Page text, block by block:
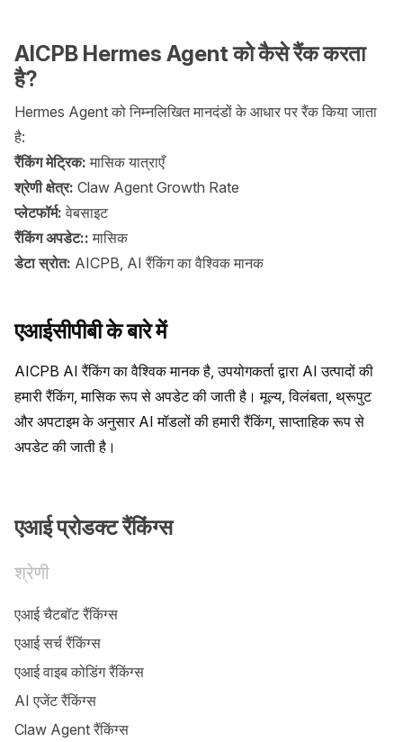
AICPB Hermes Agent को कैसे रैंक करता
है?
Hermes Agent को निम्नलिखित मानदंडों के आधार पर रैंक किया जाता
है:
रैंकिंग मेट्रिक:मासिक यात्राएँ
श्रेणी क्षेत्र: Claw Agent Growth Rate
प्लेटफॉर्म:वेबसाइट
रैंकिंग अपडेट::मासिक
डेटा स्रोत: AICPB, AI रैंकिंग का वैश्विक मानक
एआईसीपीबी के बारे में
AICPB AI रैंकिंग का वैश्विक मानक है, उपयोगकर्ता द्वारा AI उत्पादों की
हमारी रैंकिंग, मासिक रूप से अपडेट की जाती है। मूल्य, विलंबता, थ्रूपुट
और अपटाइम के अनुसार AI मॉडलों की हमारी रैंकिंग, साप्ताहिक रूप से
अपडेट की जाती है।
एआई प्रोडक्ट रैंकिंग्स
श्रेणी
एआई चैटबॉट रैंकिंग्स
एआई सर्च रैंकिंग्स
एआई वाइब कोडिंग रैंकिंग्स
AI एजेंट रैंकिंग्स
Claw Agent रैंकिंग्स